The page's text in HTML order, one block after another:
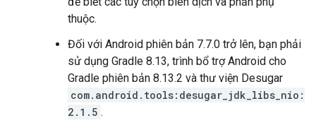
thuộc.
Đối với Android phiên bản 7.7.0 trở lên, bạn phải
sử dụng Gradle 8.13, trình bổ trợ Android cho
Gradle phiên bản 8.13.2 và thư viện Desugar
com.android.tools:desugar_jdk_libs_nio:
2.1.5 .